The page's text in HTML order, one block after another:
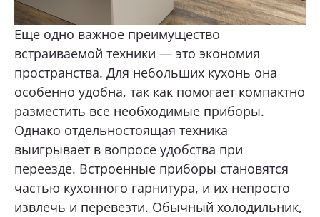
Еще одно важное преимущество
встраиваемой техники — это экономия
пространства. Для небольших кухонь она
особенно удобна, так как помогает компактно
разместить все необходимые приборы.
Однако отдельностоящая техника
выигрывает в вопросе удобства при
переезде. Встроенные приборы становятся
частью кухонного гарнитура, и их непросто
извлечь и перевезти. Обычный холодильник,